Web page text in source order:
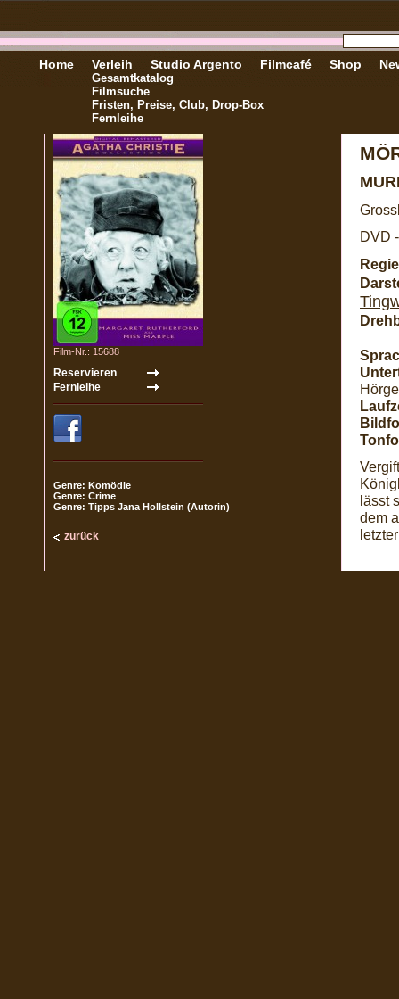
Home Verleih
Gesamtkatalog
Filmsuche
Fristen, Preise, Club, Drop-Box
Fernleihe
Studio Argento Filmcafé Shop
Film-Nr.: 15688
Genre: Komödie
Genre: Crime
Genre: Tipps Jana Hollstein (Autorin)
zurück
DVD
lässt
dem